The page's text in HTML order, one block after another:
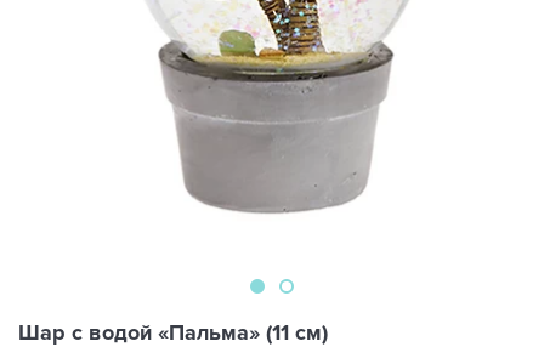
Шар с водой «Пальма» (11 см)